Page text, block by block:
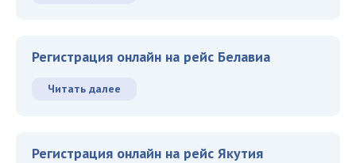
Регистрация онлайн на рейс Белавиа
Читать далее
Регистрация онлайн на рейс Якутия